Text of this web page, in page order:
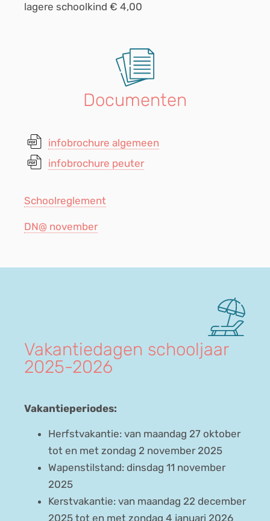
lagere schoolkind € 4,00
Documenten
infobrochure algemeen
infobrochure peuter
Schoolreglement
DN@ november
Vakantiedagen schooljaar
2025-2026
Vakantieperiodes:
Herfstvakantie: van maandag 27 oktober
tot en met zondag 2 november 2025
Wapenstilstand: dinsdag 11 november
2025
Kerstvakantie: van maandag 22 december
2025 tot en met zondag 4 januari 2026